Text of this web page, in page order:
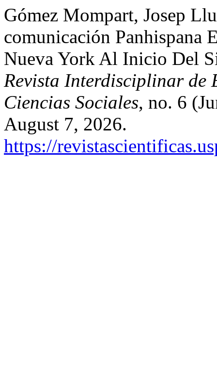
Gómez Mompart, Josep
comunicación Panhispana
Nueva York Al Inicio Del
Revista Interdisciplinar de
Ciencias Sociales, no. 6
August 7, 2026.
https://